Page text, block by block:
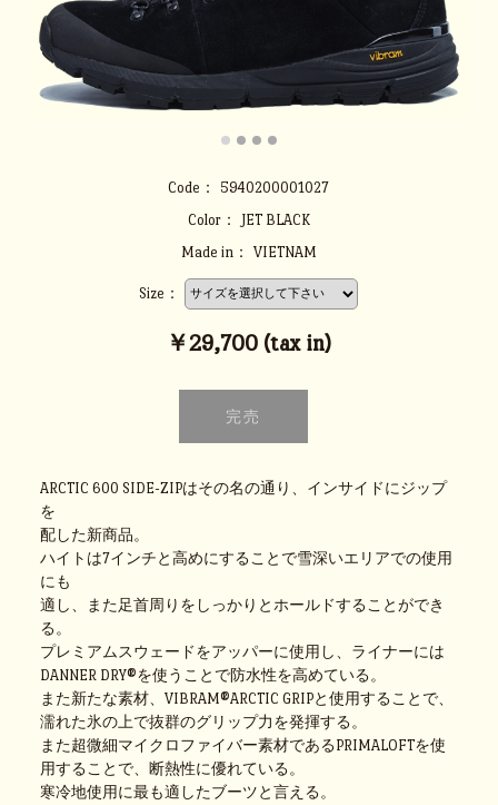
Code：
5940200001027
Color：
JET BLACK
Made in：
VIETNAM
Size：
￥29,700 (tax in)
ARCTIC 600 SIDE-ZIPはその名の通り、インサイドにジップ
を
配した新商品。
ハイトは7インチと高めにすることで雪深いエリアでの使用
にも
適し、また足首周りをしっかりとホールドすることができ
る。
プレミアムスウェードをアッパーに使用し、ライナーには
DANNER DRY®を使うことで防水性を高めている。
また新たな素材、VIBRAM®ARCTIC GRIPと使用することで、
濡れた氷の上で抜群のグリップ力を発揮する。
また超微細マイクロファイバー素材であるPRIMALOFTを使
用することで、断熱性に優れている。
寒冷地使用に最も適したブーツと言える。